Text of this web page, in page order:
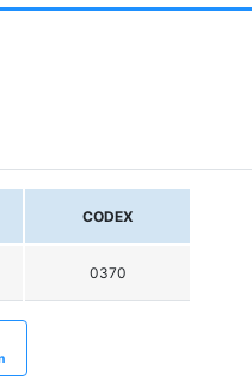
CODEX
0370